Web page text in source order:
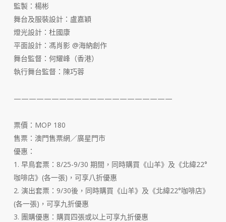
監製：楊彬
舞台及服裝設計：盧嘉穎
燈光設計：杜國康
平面設計：馮肖影 @海納創作
舞台監督：何耀峰（香港）
執行舞台監督：陳巧蓉
—————————————————————
票價：MOP 180
售票：澳門售票網／廣星門市
優惠：
1. 早鳥套票：8/25-9/30 期間，同時購買《山羊》及《北緯22°
咖啡店》(各一張)，可享八折優惠
2. 演出套票：9/30後，同時購買《山羊》及《北緯22°咖啡店》
(各一張)，可享九折優惠
3. 團購優惠：購買四張或以上可享九折優惠